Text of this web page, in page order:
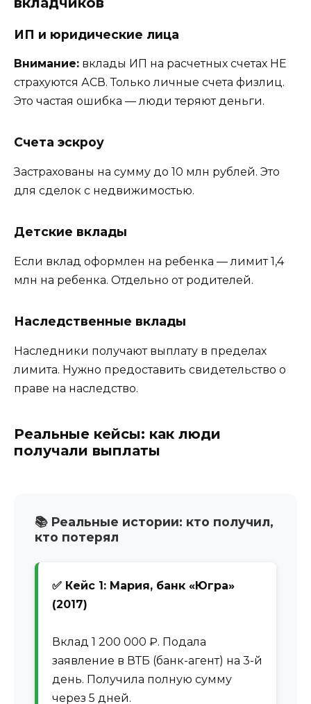
ИП и юридические лица
Внимание: вклады ИП на расчетных счетах НЕ
страхуются АСВ. Только личные счета физлиц.
Это частая ошибка — люди теряют деньги.
Счета эскроу
Застрахованы на сумму до 10 млн рублей. Это
для сделок с недвижимостью.
Детские вклады
Если вклад оформлен на ребенка — лимит 1,4
млн на ребенка. Отдельно от родителей.
Наследственные вклады
Наследники получают выплату в пределах
лимита. Нужно предоставить свидетельство о
праве на наследство.
Реальные кейсы: как люди
получали выплаты
📚 Реальные истории: кто получил,
кто потерял
✅ Кейс 1: Мария, банк «Югра»
(2017)
Вклад 1 200 000 ₽. Подала
заявление в ВТБ (банк-агент) на 3-й
день. Получила полную сумму
через 5 дней.